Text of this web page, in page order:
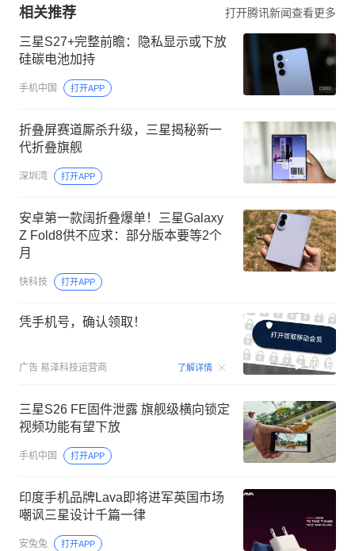
相关推荐 打开腾讯新闻查看更多
三星S27+完整前瞻：隐私显示或下放
硅碳电池加持
手机中国 打开APP
折叠屏赛道厮杀升级，三星揭秘新一
代折叠旗舰
深圳湾 打开APP
安卓第一款阔折叠爆单！三星Galaxy
Z Fold8供不应求：部分版本要等2个
月
快科技 打开APP
凭手机号，确认领取！
广告 易泽科技运营商 了解详情 00:15
三星S26 FE固件泄露 旗舰级横向锁定
视频功能有望下放
手机中国 打开APP
印度手机品牌Lava即将进军英国市场
嘲讽三星设计千篇一律
安兔兔 打开APP